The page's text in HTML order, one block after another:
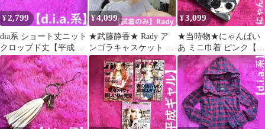
¥2,799
dia系 ショート丈ニット
クロップド丈【平成ギ
ャル】黒 ボタン
¥4,099
★武藤静香★ Rady ア
ンゴラキャスケット ロ
ゴプレート【平成ギャ
ル】完売品
¥3,099
★当時物★にゃんぱい
あ ミニ巾着 ピンク【平
成レトロ】 にゃてんし
まさむにゃ